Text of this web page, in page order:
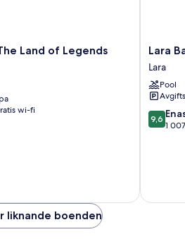
Land of Legends
wi-fi
Lara
Barut
Ultra
All
Inclusive
Lara
Lara
Lara
Pool
9.6
av
9,6
1
liknande boenden